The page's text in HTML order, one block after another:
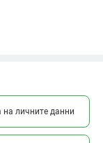
личните данни